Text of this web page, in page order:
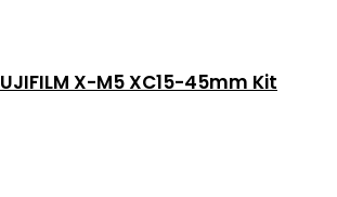
X-M5 XC15-45mm Kit